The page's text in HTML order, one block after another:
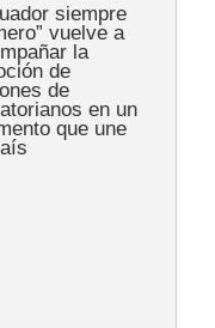
siempre
vuelve a
la
de
de
en un
que une